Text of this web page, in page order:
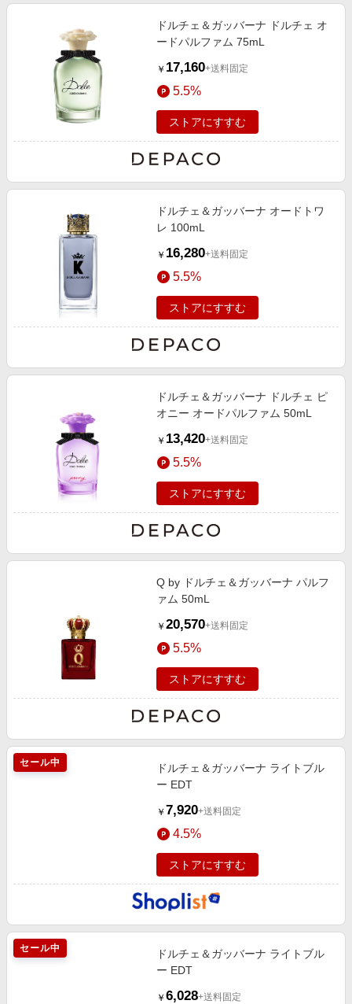
ドルチェ＆ガッバーナ ドルチェ オ
ードパルファム 75mL
￥ 17,160+送料固定
5.5%
ストアにすすむ
ドルチェ＆ガッバーナ オードトワ
レ 100mL
￥ 16,280+送料固定
5.5%
ストアにすすむ
ドルチェ＆ガッバーナ ドルチェ ピ
オニー オードパルファム 50mL
￥ 13,420+送料固定
5.5%
ストアにすすむ
Q by ドルチェ＆ガッバーナ パルフ
ァム 50mL
￥ 20,570+送料固定
5.5%
ストアにすすむ
セール中
ドルチェ＆ガッバーナ ライトブル
ー EDT
￥ 7,920+送料固定
4.5%
ストアにすすむ
セール中
ドルチェ＆ガッバーナ ライトブル
ー EDT
￥ 6,028+送料固定